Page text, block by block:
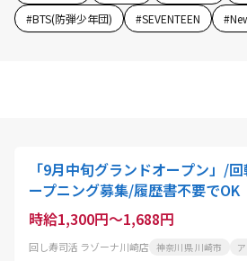
#BTS(防弾少年団) #SEVENTEEN #
「9月中旬グランドオープン」/
ープニング募集/履歴書不要でOK
時給1,300円～1,688円
回し寿司活 ラゾーナ川崎店 神奈川県 川崎市